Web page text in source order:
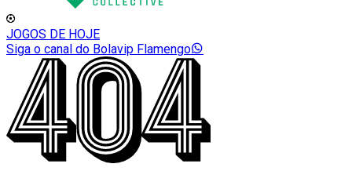
JOGOS DE HOJE
Siga o canal do Bolavip Flamengo